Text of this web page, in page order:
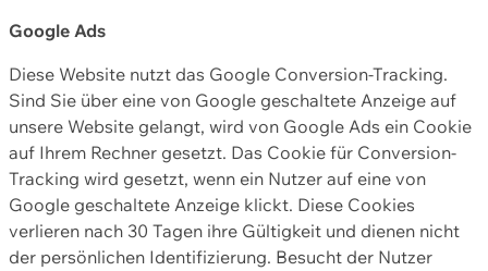
Google Ads
Diese Website nutzt das Google Conversion-Tracking.
Sind Sie über eine von Google geschaltete Anzeige auf
unsere Website gelangt, wird von Google Ads ein Cookie
auf Ihrem Rechner gesetzt. Das Cookie für Conversion-
Tracking wird gesetzt, wenn ein Nutzer auf eine von
Google geschaltete Anzeige klickt. Diese Cookies
verlieren nach 30 Tagen ihre Gültigkeit und dienen nicht
der persönlichen Identifizierung. Besucht der Nutzer